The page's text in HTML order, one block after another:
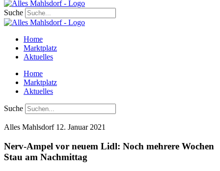
Suche
Home
Marktplatz
Aktuelles
Home
Marktplatz
Aktuelles
Suche
Alles Mahlsdorf 12. Januar 2021
Nerv-Ampel vor neuem Lidl: Noch mehrere Wochen
Stau am Nachmittag